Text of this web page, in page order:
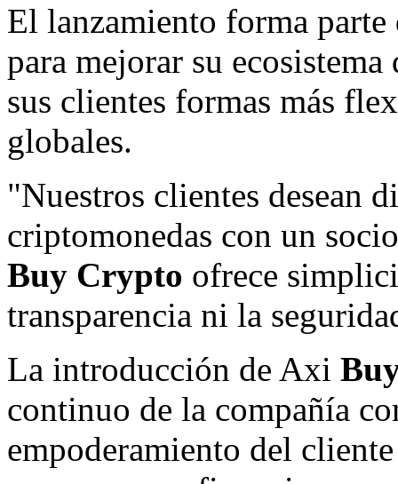
El lanzamiento forma
para mejorar su
sus clientes formas más
globales.
"Nuestros clientes desean
criptomonedas con un
Buy Crypto ofrece
transparencia ni la
La introducción de Axi
continuo de la compañía
empoderamiento del